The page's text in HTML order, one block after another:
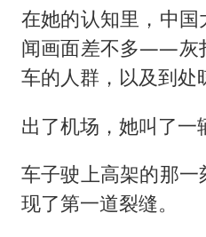
在她的认知里，中
闻画面差不多——灰
车的人群，以及到处
出了机场，她叫了一
车子驶上高架的那
现了第一道裂缝。